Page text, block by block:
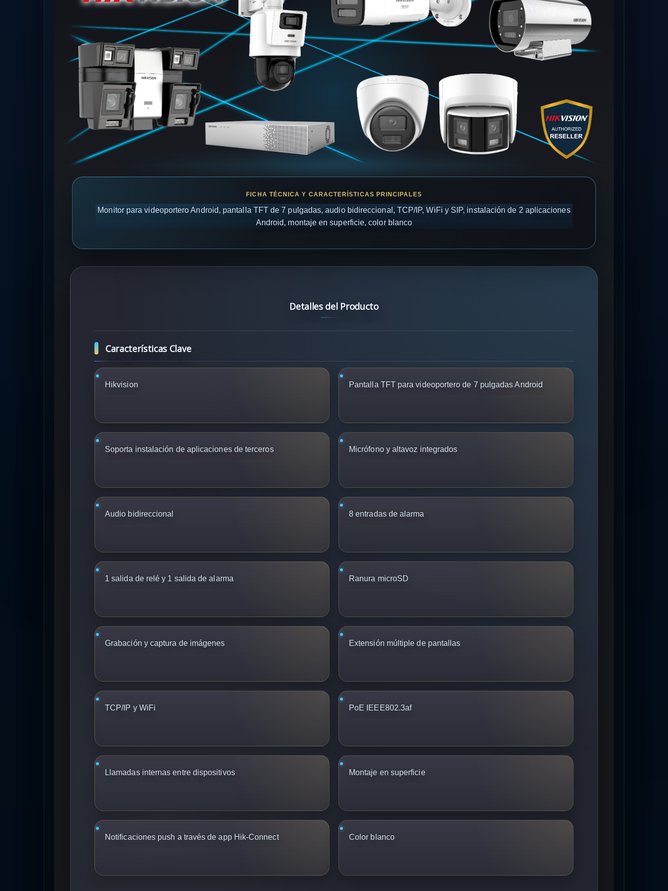
Monitor para videoportero Android, pantalla TFT de 7 pulgadas, audio bidireccional, TCP/IP, WiFi y SIP, instalación de 2 aplicaciones
Android, montaje en superficie, color blanco
Detalles del Producto
Características Clave
Hikvision Pantalla TFT para videoportero de 7 pulgadas Android
Soporta instalación de aplicaciones de terceros Micrófono y altavoz integrados
Audio bidireccional 8 entradas de alarma
1 salida de relé y 1 salida de alarma Ranura microSD
Grabación y captura de imágenes Extensión múltiple de pantallas
TCP/IP y WiFi PoE IEEE802.3af
Llamadas internas entre dispositivos Montaje en superficie
Notificaciones push a través de app Hik-Connect Color blanco